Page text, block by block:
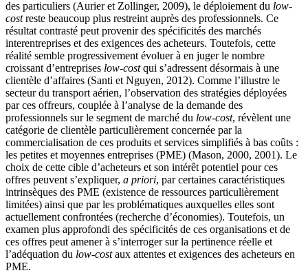
des particuliers (Aurier et Zollinger, 2009), le déploiement du low-
costreste beaucoup plus restreint auprès des professionnels. Ce
résultat contrasté peut provenir des spécificités des marchés
interentreprises et des exigences des acheteurs. Toutefois, cette
réalité semble progressivement évoluer à en juger le nombre
croissant d’entreprises low-costqui s’adressent désormais à une
clientèle d’affaires (Santi et Nguyen, 2012). Comme l’illustre le
secteur du transport aérien, l’observation des stratégies déployées
par ces offreurs, couplée à l’analyse de la demande des
professionnels sur le segment de marché du low-cost, révèlent une
catégorie de clientèle particulièrement concernée par la
commercialisation de ces produits et services simplifiés à bas coûts :
les petites et moyennes entreprises (PME) (Mason, 2000, 2001). Le
choix de cette cible d’acheteurs et son intérêt potentiel pour ces
offres peuvent s’expliquer, a priori, par certaines caractéristiques
intrinsèques des PME (existence de ressources particulièrement
limitées) ainsi que par les problématiques auxquelles elles sont
actuellement confrontées (recherche d’économies). Toutefois, un
examen plus approfondi des spécificités de ces organisations et de
ces offres peut amener à s’interroger sur la pertinence réelle et
l’adéquation du low-costaux attentes et exigences des acheteurs en
PME.